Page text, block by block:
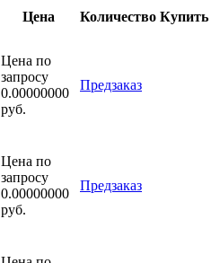
Цена Количество Купить
Цена по
запросу
0.00000000
руб.
Предзаказ
Цена по
запросу
0.00000000
руб.
Предзаказ